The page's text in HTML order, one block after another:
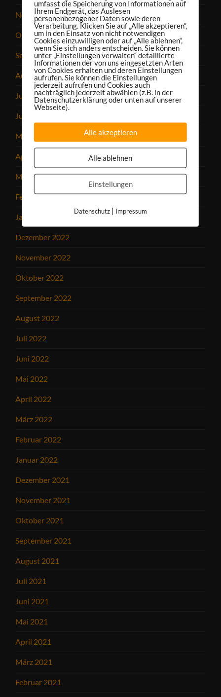
November 2023
Oktober 2023
September 2023
August 2023
Juli 2023
Juni 2023
Mai 2023
April 2023
März 2023
Februar 2023
Januar 2023
Dezember 2022
November 2022
Oktober 2022
September 2022
August 2022
Juli 2022
Juni 2022
Mai 2022
April 2022
März 2022
Februar 2022
Januar 2022
Dezember 2021
November 2021
Oktober 2021
September 2021
August 2021
Juli 2021
Juni 2021
Mai 2021
April 2021
März 2021
Februar 2021
umfasst die Speicherung von Informationen auf
Ihrem Endgerät, das Auslesen
personenbezogener Daten sowie deren
Verarbeitung. Klicken Sie auf „Alle akzeptieren“,
um in den Einsatz von nicht notwendigen
Cookies einzuwilligen oder auf „Alle ablehnen“,
wenn Sie sich anders entscheiden. Sie können
unter „Einstellungen verwalten“ detaillierte
Informationen der von uns eingesetzten Arten
von Cookies erhalten und deren Einstellungen
aufrufen. Sie können die Einstellungen
jederzeit aufrufen und Cookies auch
nachträglich jederzeit abwählen (z.B. in der
Datenschutzerklärung oder unten auf unserer
Webseite).
Alle akzeptieren
Alle ablehnen
Einstellungen
Datenschutz| Impressum